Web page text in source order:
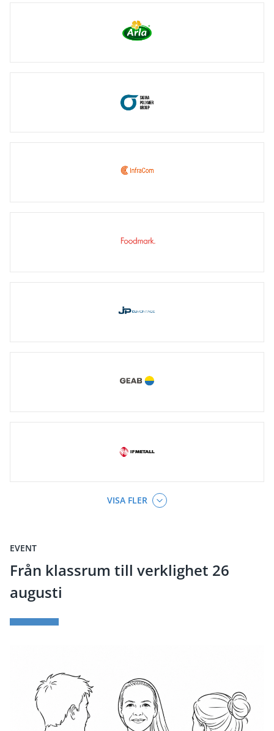
VISA FLER
EVENT
Från klassrum till verklighet 26
augusti